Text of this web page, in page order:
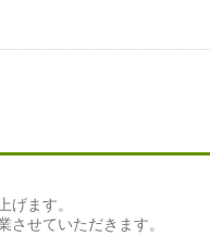
げます。
させていただきます。